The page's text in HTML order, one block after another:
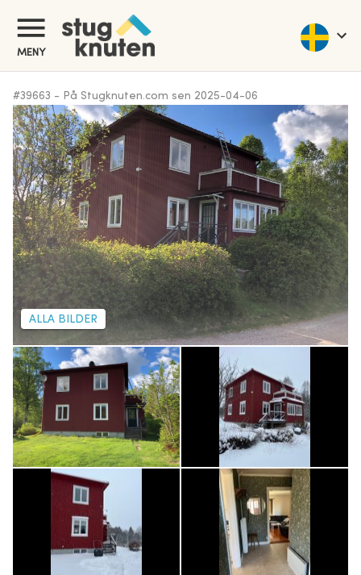
MENY
#39663 - På Stugknuten.com sen 2025-04-06
ALLA BILDER